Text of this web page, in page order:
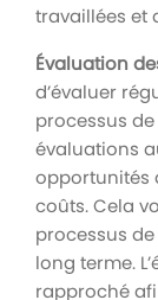
travaillées et
Évaluation
d’évaluer
processus
évaluations
opportunités
coûts. Cela
processus
long terme.
rapproché